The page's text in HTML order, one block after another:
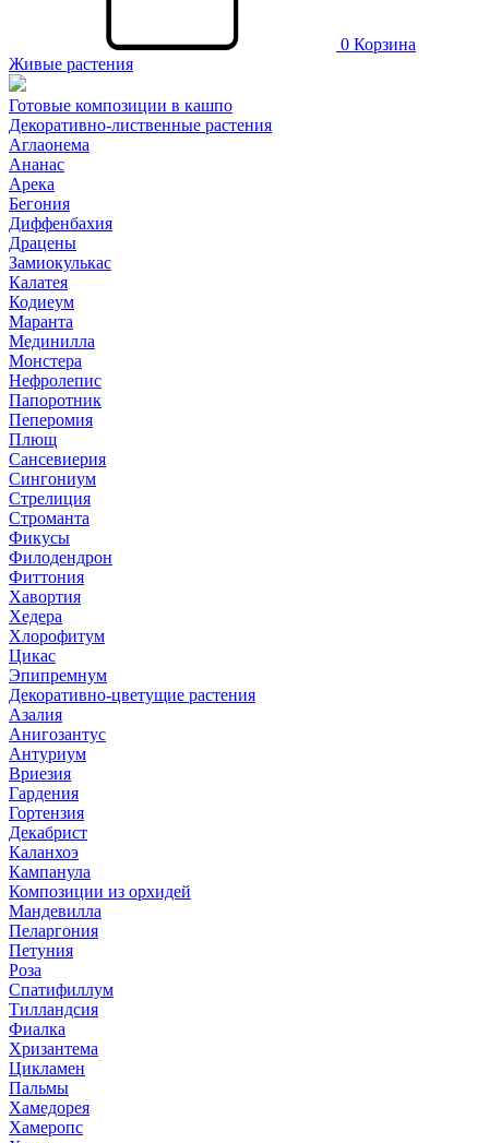
0 Корзина
Живые растения
Готовые композиции в кашпо
Декоративно-лиственные растения
Аглаонема
Ананас
Арека
Бегония
Диффенбахия
Драцены
Замиокулькас
Калатея
Кодиеум
Маранта
Мединилла
Монстера
Нефролепис
Папоротник
Пеперомия
Плющ
Сансевиерия
Сингониум
Стрелиция
Строманта
Фикусы
Филодендрон
Фиттония
Хавортия
Хедера
Хлорофитум
Цикас
Эпипремнум
Декоративно-цветущие растения
Азалия
Анигозантус
Антуриум
Вриезия
Гардения
Гортензия
Декабрист
Каланхоэ
Кампанула
Композиции из орхидей
Мандевилла
Пеларгония
Петуния
Роза
Спатифиллум
Тилландсия
Фиалка
Хризантема
Цикламен
Пальмы
Хамедорея
Хамеропс